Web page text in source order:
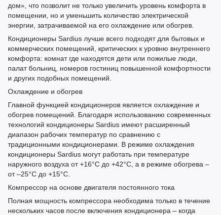
дом», что позволит не только увеличить уровень комфорта в
помещении, но и уменьшить количество электрической
энергии, затрачиваемой на его охлаждение или обогрев.
Кондиционеры Sardius лучше всего подходят для бытовых и
коммерческих помещений, критических к уровню внутреннего
комфорта: комнат где находятся дети или пожилые люди,
палат больниц, номеров гостиниц повышенной комфортности
и других подобных помещений.
Охлаждение и обогрев
Главной функцией кондиционеров является охлаждение и
обогрев помещений. Благодаря использованию современных
технологий кондиционеры Sardius имеют расширенный
диапазон рабочих температур по сравнению с
традиционными кондиционерами. В режиме охлаждения
кондиционеры Sardius могут работать при температуре
наружного воздуха от +16°С до +42°С, а в режиме обогрева –
от –25°С до +15°С.
Компрессор на основе двигателя постоянного тока
Полная мощность компрессора необходима только в течение
нескольких часов после включения кондиционера – когда